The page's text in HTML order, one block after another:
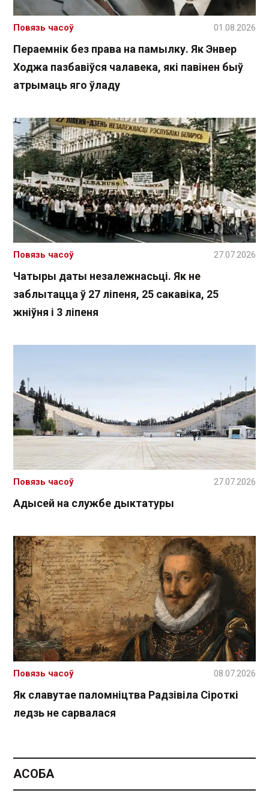
Пераемнік без права на памылку. Як Энвер
Ходжа пазбавіўся чалавека, які павінен быў
атрымаць яго ўладу
Повязь часоў 01.08.2026
Чатыры даты незалежнасьці. Як не
заблытацца ў 27 ліпеня, 25 сакавіка, 25
жніўня і 3 ліпеня
Повязь часоў 27.07.2026
Адысей на службе дыктатуры
Повязь часоў 27.07.2026
Як славутае паломніцтва Радзівіла Сіроткі
ледзь не сарвалася
Повязь часоў 08.07.2026
АСОБА